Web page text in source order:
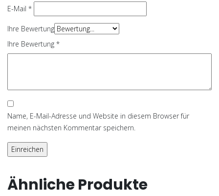
E-Mail *
Ihre Bewertung
Ihre Bewertung *
Name, E-Mail-Adresse und Website in diesem Browser für
meinen nächsten Kommentar speichern.
Ähnliche Produkte